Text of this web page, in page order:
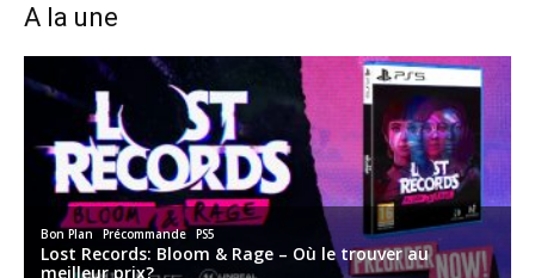
A la une